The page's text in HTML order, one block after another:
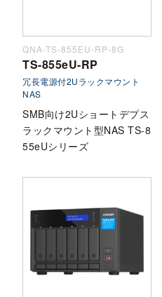
QNA-TS-855EU-RP-8G
TS-855eU-RP
冗長電源付2Uラックマウント
NAS
SMB向け2Uショートデプス
ラックマウント型NAS TS-8
55eUシリーズ